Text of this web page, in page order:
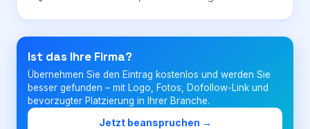
Login
Firma eintragen
Ist das Ihre Firma?
Übernehmen Sie den Eintrag kostenlos und werden Sie
besser gefunden – mit Logo, Fotos, Dofollow-Link und
bevorzugter Platzierung in Ihrer Branche.
Jetzt beanspruchen →